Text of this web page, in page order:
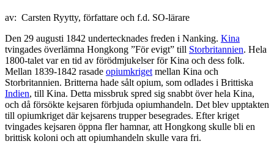
av: Carsten Ryytty, författare och f.d. SO-lärare
Den 29 augusti 1842 undertecknades freden i Nanking. Kina
tvingades överlämna Hongkong ”För evigt” till Storbritannien. Hela
1800-talet var en tid av förödmjukelser för Kina och dess folk.
Mellan 1839-1842 rasade opiumkriget mellan Kina och
Storbritannien. Britterna hade sålt opium, som odlades i Brittiska
Indien, till Kina. Detta missbruk spred sig snabbt över hela Kina,
och då försökte kejsaren förbjuda opiumhandeln. Det blev upptakten
till opiumkriget där kejsarens trupper besegrades. Efter kriget
tvingades kejsaren öppna fler hamnar, att Hongkong skulle bli en
brittisk koloni och att opiumhandeln skulle vara fri.